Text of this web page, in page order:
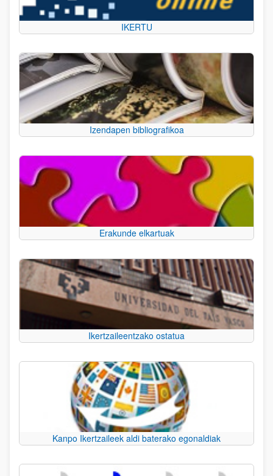
IKERTU
Izendapen bibliografikoa
Erakunde elkartuak
Ikertzaileentzako ostatua
Kanpo Ikertzaileek aldi baterako egonaldiak